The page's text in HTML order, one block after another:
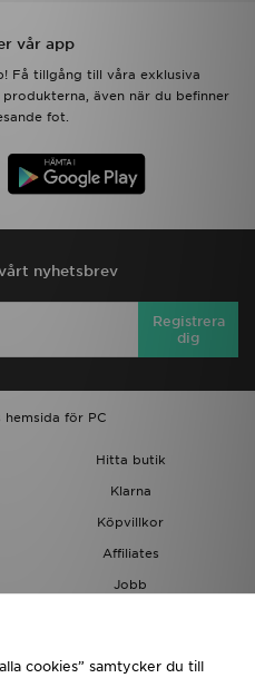
vår app
Få tillgång till våra exklusiva
även när du befinner
fot.
nyhetsbrev
Registrera
dig
hemsida för PC
Hitta butik
Klarna
Köpvillkor
Affiliates
Jobb
cookies” samtycker du till